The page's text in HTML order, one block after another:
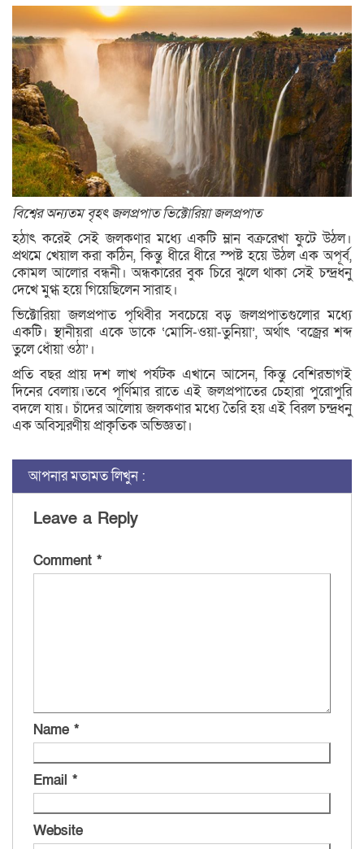
বিশ্বের অন্যতম বৃহৎ জলপ্রপাত ভিক্টোরিয়া জলপ্রপাত
হঠাৎ করেই সেই জলকণার মধ্যে একটি ম্লান বক্ররেখা ফুটে উঠল।
প্রথমে খেয়াল করা কঠিন, কিন্তু ধীরে ধীরে স্পষ্ট হয়ে উঠল এক অপূর্ব,
কোমল আলোর বন্ধনী। অন্ধকারের বুক চিরে ঝুলে থাকা সেই চন্দ্রধনু
দেখে মুগ্ধ হয়ে গিয়েছিলেন সারাহ।
ভিক্টোরিয়া জলপ্রপাত পৃথিবীর সবচেয়ে বড় জলপ্রপাতগুলোর মধ্যে
একটি। স্থানীয়রা একে ডাকে ‘মোসি-ওয়া-তুনিয়া’, অর্থাৎ ‘বজ্রের শব্দ
তুলে ধোঁয়া ওঠা’।
প্রতি বছর প্রায় দশ লাখ পর্যটক এখানে আসেন, কিন্তু বেশিরভাগই
দিনের বেলায়।তবে পূর্ণিমার রাতে এই জলপ্রপাতের চেহারা পুরোপুরি
বদলে যায়। চাঁদের আলোয় জলকণার মধ্যে তৈরি হয় এই বিরল চন্দ্রধনু
এক অবিস্মরণীয় প্রাকৃতিক অভিজ্ঞতা।
আপনার মতামত লিখুন :
Leave a Reply
Comment *
Name *
Email *
Website